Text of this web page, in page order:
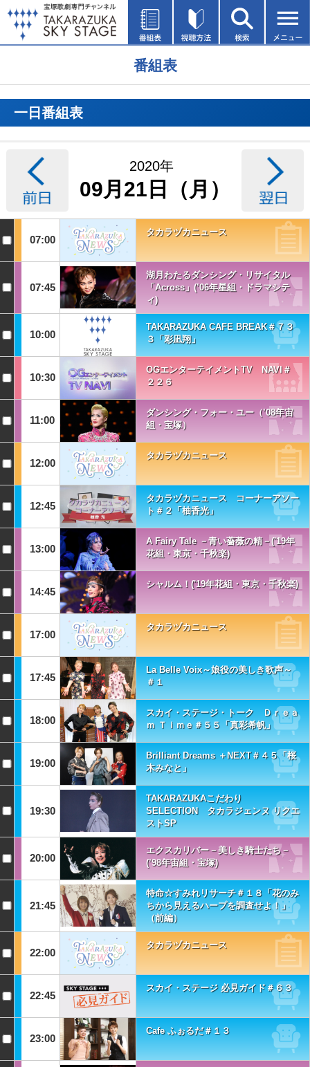
番組表
一日番組表
2020年
09月21日（月）
07:00
タカラヅカニュース
07:45
湖月わたるダンシング・リサイタル
「Across」(’06年星組・ドラマシテ
ィ)
10:00
TAKARAZUKA CAFE BREAK＃７３
３「彩凪翔」
10:30
OGエンターテイメントTV NAVI＃
２２６
11:00
ダンシング・フォー・ユー（’08年宙
組・宝塚）
12:00
タカラヅカニュース
12:45
タカラヅカニュース コーナーアソー
ト＃２「柚香光」
13:00
A Fairy Tale －青い薔薇の精－('19年
花組・東京・千秋楽)
14:45
シャルム！('19年花組・東京・千秋楽)
17:00
タカラヅカニュース
17:45
La Belle Voix～娘役の美しき歌声～
＃１
18:00
スカイ・ステージ・トーク Ｄｒｅａ
ｍ Ｔｉｍｅ＃５５「真彩希帆」
19:00
Brilliant Dreams ＋NEXT＃４５「桜
木みなと」
19:30
TAKARAZUKAこだわり
SELECTION タカラジェンヌ リクエ
ストSP
20:00
エクスカリバー－美しき騎士たち－
(’98年宙組・宝塚)
21:45
特命☆すみれリサーチ＃１８「花のみ
ちから見えるハープを調査せよ！」
（前編）
22:00
タカラヅカニュース
22:45
スカイ・ステージ 必見ガイド＃６３
23:00
Cafe ふぉるだ＃１３